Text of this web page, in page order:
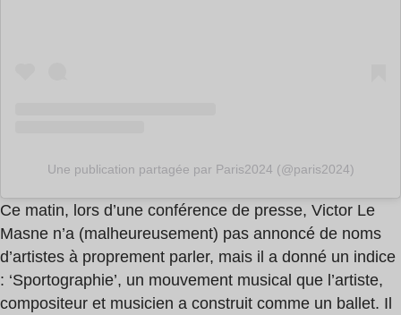
Une publication partagée par Paris2024 (@paris2024)
Ce matin, lors d’une conférence de presse, Victor Le
Masne n’a (malheureusement) pas annoncé de noms
d’artistes à proprement parler, mais il a donné un indice
: ‘Sportographie’, un mouvement musical que l’artiste,
compositeur et musicien a construit comme un ballet. Il